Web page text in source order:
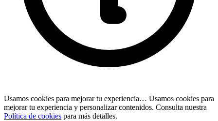
Usamos cookies para mejorar tu experiencia… Usamos cookies para
mejorar tu experiencia y personalizar contenidos. Consulta nuestra
Política de cookies para más detalles.